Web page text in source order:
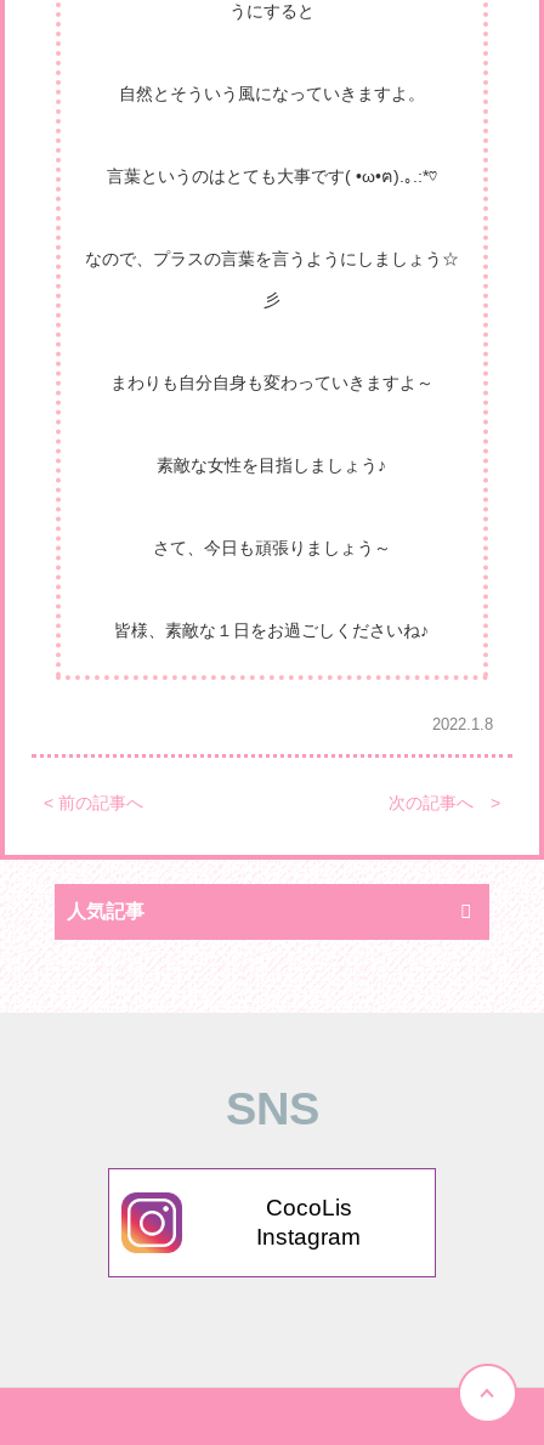
うにすると
自然とそういう風になっていきますよ。
言葉というのはとても大事です( •ω•ฅ).｡.:*♡
なので、プラスの言葉を言うようにしましょう☆
彡
まわりも自分自身も変わっていきますよ～
素敵な女性を目指しましょう♪
さて、今日も頑張りましょう～
皆様、素敵な１日をお過ごしくださいね♪
2022.1.8
< 前の記事へ 次の記事へ >
人気記事
SNS
CocoLis
Instagram